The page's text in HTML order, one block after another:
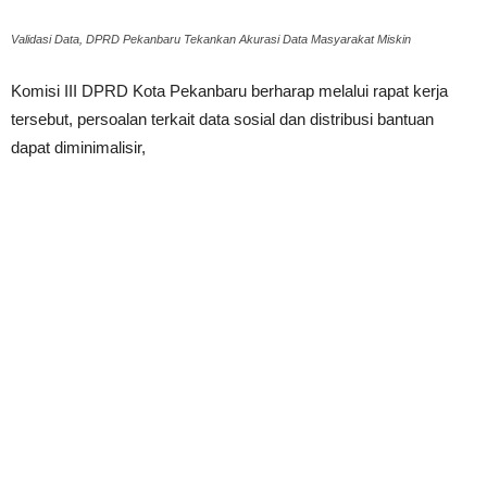
Validasi Data, DPRD Pekanbaru Tekankan Akurasi Data Masyarakat Miskin
Komisi III DPRD Kota Pekanbaru berharap melalui rapat kerja
tersebut, persoalan terkait data sosial dan distribusi bantuan
dapat diminimalisir,